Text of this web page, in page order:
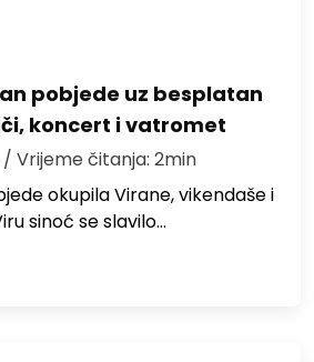
pobjede uz besplatan
koncert i vatromet
/ Vrijeme čitanja: 2min
okupila Virane, vikendaše i
sinoć se slavilo…